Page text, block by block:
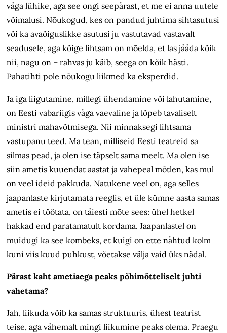
väga lühike, aga see ongi seepärast, et me ei anna uutele
võimalusi. Nõukogud, kes on pandud juhtima sihtasutusi
või ka avaõiguslikke asutusi ju vastutavad vastavalt
seadusele, aga kõige lihtsam on mõelda, et las jääda kõik
nii, nagu on – rahvas ju käib, seega on kõik hästi.
Pahatihti pole nõukogu liikmed ka eksperdid.
Ja iga liigutamine, millegi ühendamine või lahutamine,
on Eesti vabariigis väga vaevaline ja lõpeb tavaliselt
ministri mahavõtmisega. Nii minnaksegi lihtsama
vastupanu teed. Ma tean, milliseid Eesti teatreid sa
silmas pead, ja olen ise täpselt sama meelt. Ma olen ise
siin ametis kuuendat aastat ja vahepeal mõtlen, kas mul
on veel ideid pakkuda. Natukene veel on, aga selles
jaapanlaste kirjutamata reeglis, et üle kümne aasta samas
ametis ei töötata, on täiesti mõte sees: ühel hetkel
hakkad end paratamatult kordama. Jaapanlastel on
muidugi ka see kombeks, et kuigi on ette nähtud kolm
kuni viis kuud puhkust, võetakse välja vaid üks nädal.
Pärast kaht ametiaega peaks põhimõtteliselt juhti
vahetama?
Jah, liikuda võib ka samas struktuuris, ühest teatrist
teise, aga vähemalt mingi liikumine peaks olema. Praegu